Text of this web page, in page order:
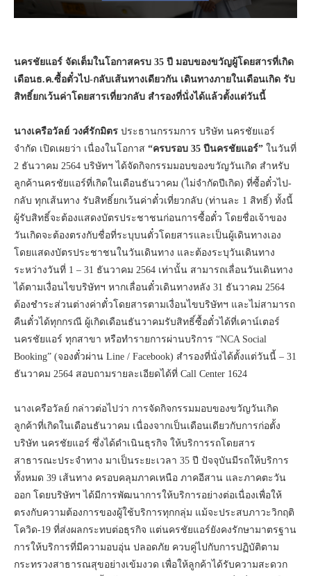
นครชัยแอร์ จัดเต็มในโอกาสครบ 35 ปี มอบของขวัญผู้โดยสารที่เกิด
เดือนธ.ค.ซื้อตั๋วไป-กลับเส้นทางเดียวกัน เดินทางภายในเดือนเกิด รับ
สิทธิ์ยกเว้นค่าโดยสารเที่ยวกลับ สำรองที่นั่งได้แล้วตั้งแต่วันนี้
นางเครือวัลย์ วงศ์รักมิตร ประธานกรรมการ บริษัท นครชัยแอร์
จำกัด เปิดเผยว่า เนื่องในโอกาส “ครบรอบ 35 ปีนครชัยแอร์” ในวันที่
2 ธันวาคม 2564 บริษัทฯ ได้จัดกิจกรรมมอบของขวัญวันเกิด สำหรับ
ลูกค้านครชัยแอร์ที่เกิดในเดือนธันวาคม (ไม่จำกัดปีเกิด) ที่ซื้อตั๋วไป-
กลับ ทุกเส้นทาง รับสิทธิ์ยกเว้นค่าตั๋วเที่ยวกลับ (ท่านละ 1 สิทธิ์) ทั้งนี้
ผู้รับสิทธิ์จะต้องแสดงบัตรประชาชนก่อนการซื้อตั๋ว โดยชื่อเจ้าของ
วันเกิดจะต้องตรงกับชื่อที่ระบุบนตั๋วโดยสารและเป็นผู้เดินทางเอง
โดยแสดงบัตรประชาชนในวันเดินทาง และต้องระบุวันเดินทาง
ระหว่างวันที่ 1 – 31 ธันวาคม 2564 เท่านั้น สามารถเลื่อนวันเดินทาง
ได้ตามเงื่อนไขบริษัทฯ หากเลื่อนตั๋วเดินทางหลัง 31 ธันวาคม 2564
ต้องชำระส่วนต่างค่าตั๋วโดยสารตามเงื่อนไขบริษัทฯ และไม่สามารถ
คืนตั๋วได้ทุกกรณี ผู้เกิดเดือนธันวาคมรับสิทธิ์ซื้อตั๋วได้ที่เคาน์เตอร์
นครชัยแอร์ ทุกสาขา หรือทำรายการผ่านบริการ “NCA Social
Booking” (จองตั๋วผ่าน Line / Facebook) สำรองที่นั่งได้ตั้งแต่วันนี้ – 31
ธันวาคม 2564 สอบถามรายละเอียดได้ที่ Call Center 1624
นางเครือวัลย์ กล่าวต่อไปว่า การจัดกิจกรรมมอบของขวัญวันเกิด
ลูกค้าที่เกิดในเดือนธันวาคม เนื่องจากเป็นเดือนเดียวกับการก่อตั้ง
บริษัท นครชัยแอร์ ซึ่งได้ดำเนินธุรกิจ ให้บริการรถโดยสาร
สาธารณะประจำทาง มาเป็นระยะเวลา 35 ปี ปัจจุบันมีรถให้บริการ
ทั้งหมด 39 เส้นทาง ครอบคลุมภาคเหนือ ภาคอีสาน และภาคตะวัน
ออก โดยบริษัทฯ ได้มีการพัฒนาการให้บริการอย่างต่อเนื่องเพื่อให้
ตรงกับความต้องการของผู้ใช้บริการทุกกลุ่ม แม้จะประสบภาวะวิกฤติ
โควิด-19 ที่ส่งผลกระทบต่อธุรกิจ แต่นครชัยแอร์ยังคงรักษามาตรฐาน
การให้บริการที่มีความอบอุ่น ปลอดภัย ควบคู่ไปกับการปฏิบัติตาม
กระทรวงสาธารณสุขอย่างเข้มงวด เพื่อให้ลูกค้าได้รับความสะดวก